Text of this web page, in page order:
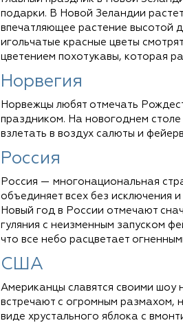
подарки. В Новой Зеландии
впечатляющее растение высотой
игольчатые красные цветы
цветением похотукавы, которая
Норвегия
Норвежцы любят отмечать
праздником. На новогоднем
взлетать в воздух салюты и
Россия
Россия — многонациональная
объединяет всех без исключения
Новый год в России отмечают
гуляния с неизменным запуском
что все небо расцветает
США
Американцы славятся своими
встречают с огромным размахом,
виде хрустального яблока с